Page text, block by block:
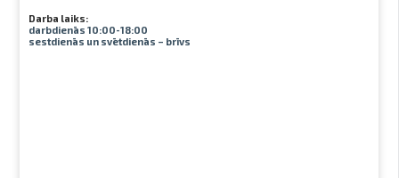
Darba laiks:
darbdienās 10:00-18:00
sestdienās un svētdienās – brīvs